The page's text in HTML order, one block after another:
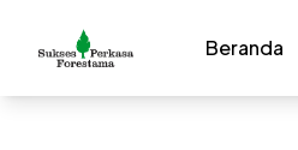
Beranda